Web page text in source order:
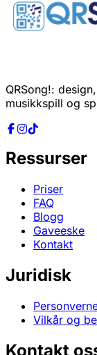
QRSong!:
musikkspill og
Ressurser
Priser
FAQ
Blogg
Gaveeske
Kontakt
Juridisk
Vilkår og
Kontakt